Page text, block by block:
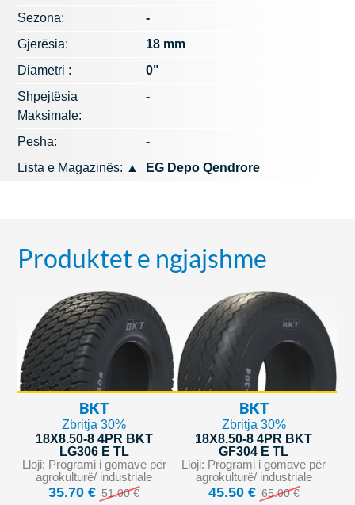
Sezona:
-
Gjerësia:
18 mm
Diametri :
0"
Shpejtësia
Maksimale:
-
Pesha:
-
Lista e Magazinës: ▲ EG Depo Qendrore
Produktet e ngjajshme
BKT
Zbritja 30%
18X8.50-8 4PR BKT
LG306 E TL
Lloji: Programi i gomave për
agrokulturë/ industriale
35.70 € 51.00 €
BKT
Zbritja 30%
18X8.50-8 4PR BKT
GF304 E TL
Lloji: Programi i gomave për
agrokulturë/ industriale
45.50 € 65.00 €